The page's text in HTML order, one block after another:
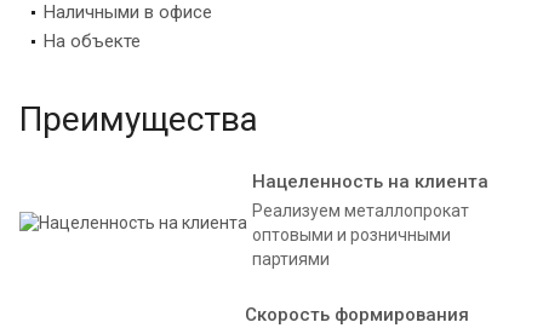
Наличными в офисе
На объекте
Преимущества
Нацеленность на клиента
Реализуем металлопрокат
оптовыми и розничными
партиями
Скорость формирования